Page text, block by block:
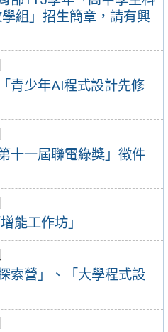
組」招生簡章，請有興
青少年AI程式設計先修
十一屆聯電綠獎」徵件
能工作坊」
索營」、「大學程式設